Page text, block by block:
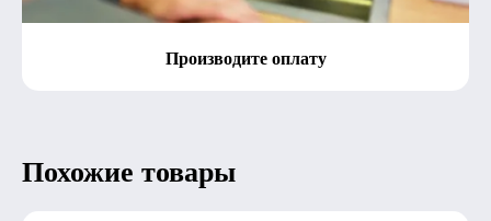
Производите оплату
Похожие товары